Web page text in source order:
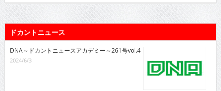
ドカントニュース
DNA～ドカントニュースアカデミー～261号vol.4
2024/6/3